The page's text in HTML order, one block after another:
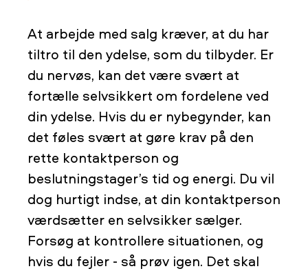
At arbejde med salg kræver, at du har
tiltro til den ydelse, som du tilbyder. Er
du nervøs, kan det være svært at
fortælle selvsikkert om fordelene ved
din ydelse. Hvis du er nybegynder, kan
det føles svært at gøre krav på den
rette kontaktperson og
beslutningstager’s tid og energi. Du vil
dog hurtigt indse, at din kontaktperson
værdsætter en selvsikker sælger.
Forsøg at kontrollere situationen, og
hvis du fejler - så prøv igen. Det skal